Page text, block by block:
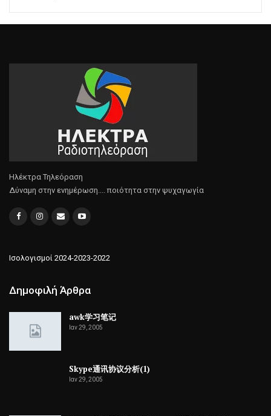
Ηλέκτρα Τηλεόραση
Δύναμη στην ενημέρωση.... ποιότητα στην ψυχαγωγία
Ισολογισμοί 2024-2023-2022
Δημοφιλή Άρθρα
awk学习笔记
Ιαν 29, 2005
Skype通讯协议分析(1)
Ιαν 29, 2005